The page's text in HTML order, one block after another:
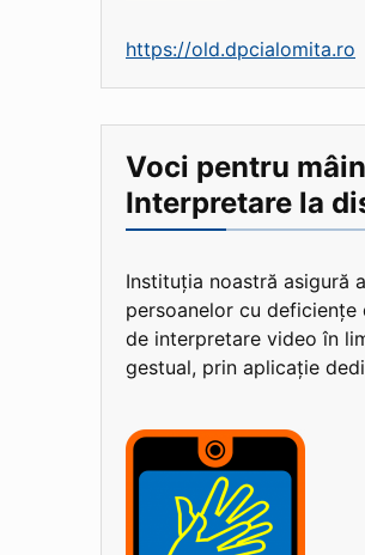
https://old.dpcialomita.ro
Voci pentru
Interpretare la
Instituția noastră asigură
persoanelor cu deficiențe
de interpretare video în
gestual, prin aplicație